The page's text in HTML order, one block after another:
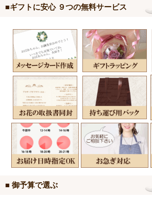
■ギフトに安心 ９つの無料サービス
■ 御予算で選ぶ